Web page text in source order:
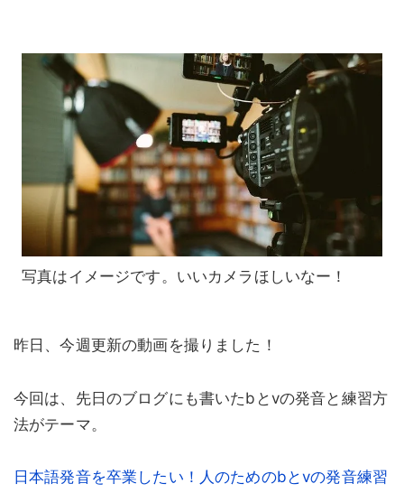
写真はイメージです。いいカメラほしいなー！
昨日、今週更新の動画を撮りました！
今回は、先日のブログにも書いたbとvの発音と練習方
法がテーマ。
日本語発音を卒業したい！人のためのbとvの発音練習